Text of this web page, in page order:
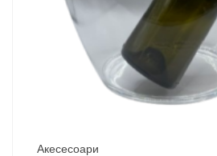
Акесесоари